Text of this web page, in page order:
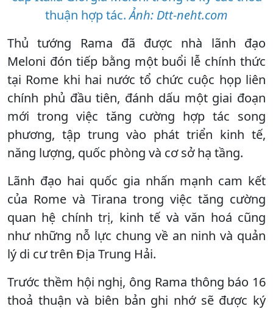
thuận hợp tác.Ảnh: Dtt-neht.com
Thủ tướng Rama đã được nhà lãnh đạo
Meloni đón tiếp bằng một buổi lễ chính thức
tại Rome khi hai nước tổ chức cuộc họp liên
chính phủ đầu tiên, đánh dấu một giai đoạn
mới trong việc tăng cường hợp tác song
phương, tập trung vào phát triển kinh tế,
năng lượng, quốc phòng và cơ sở hạ tầng.
Lãnh đạo hai quốc gia nhấn mạnh cam kết
của Rome và Tirana trong việc tăng cường
quan hệ chính trị, kinh tế và văn hoá cũng
như những nỗ lực chung về an ninh và quản
lý di cư trên Địa Trung Hải.
Trước thềm hội nghị, ông Rama thông báo 16
thoả thuận và biên bản ghi nhớ sẽ được ký